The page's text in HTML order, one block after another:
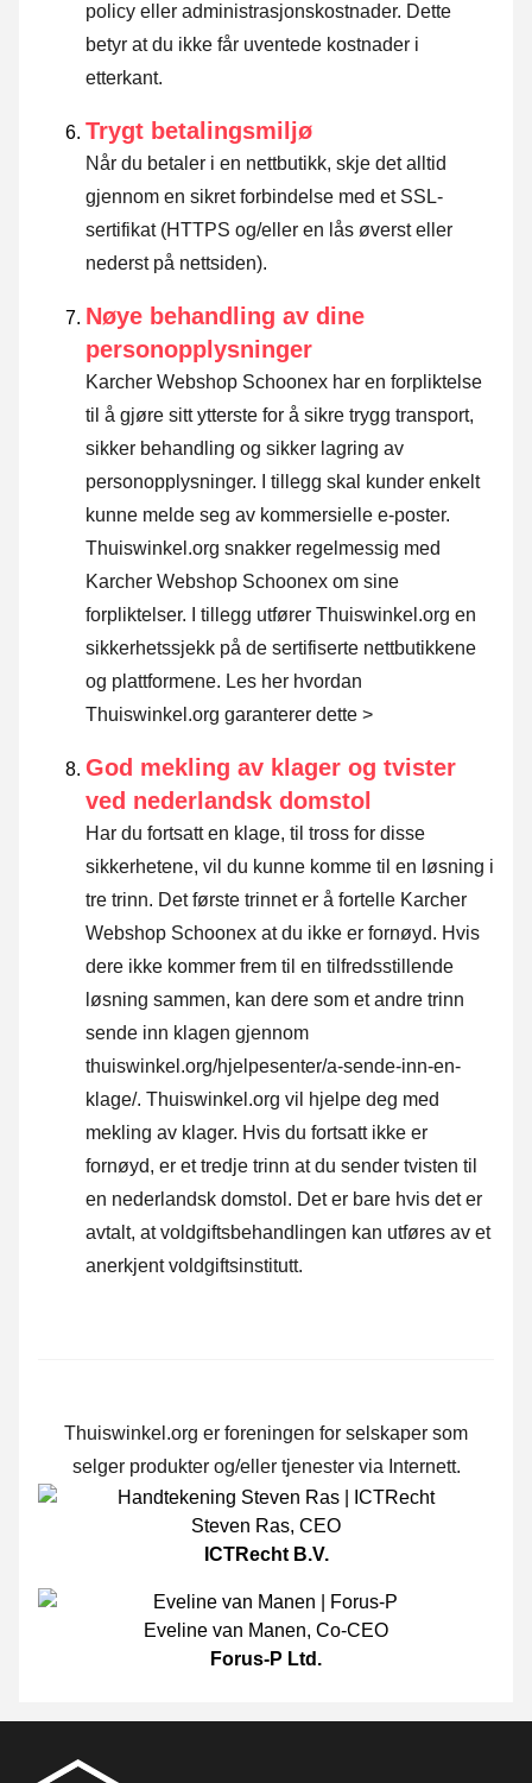
policy eller administrasjonskostnader. Dette
betyr at du ikke får uventede kostnader i
etterkant.
Trygt betalingsmiljø
Når du betaler i en nettbutikk, skje det alltid
gjennom en sikret forbindelse med et SSL-
sertifikat (HTTPS og/eller en lås øverst eller
nederst på nettsiden).
Nøye behandling av dine
personopplysninger
Karcher Webshop Schoonex har en forpliktelse
til å gjøre sitt ytterste for å sikre trygg transport,
sikker behandling og sikker lagring av
personopplysninger. I tillegg skal kunder enkelt
kunne melde seg av kommersielle e-poster.
Thuiswinkel.org snakker regelmessig med
Karcher Webshop Schoonex om sine
forpliktelser. I tillegg utfører Thuiswinkel.org en
sikkerhetssjekk på de sertifiserte nettbutikkene
og plattformene. Les her hvordan
Thuiswinkel.org garanterer dette >
God mekling av klager og tvister
ved nederlandsk domstol
Har du fortsatt en klage, til tross for disse
sikkerhetene, vil du kunne komme til en løsning i
tre trinn. Det første trinnet er å fortelle Karcher
Webshop Schoonex at du ikke er fornøyd. Hvis
dere ikke kommer frem til en tilfredsstillende
løsning sammen, kan dere som et andre trinn
sende inn klagen gjennom
thuiswinkel.org/hjelpesenter/a-sende-inn-en-
klage/. Thuiswinkel.org vil hjelpe deg med
mekling av klager. Hvis du fortsatt ikke er
fornøyd, er et tredje trinn at du sender tvisten til
en nederlandsk domstol. Det er bare hvis det er
avtalt, at voldgiftsbehandlingen kan utføres av et
anerkjent voldgiftsinstitutt.
Thuiswinkel.org er foreningen for selskaper som
selger produkter og/eller tjenester via Internett.
Steven Ras, CEO
ICTRecht B.V.
Eveline van Manen, Co-CEO
Forus-P Ltd.